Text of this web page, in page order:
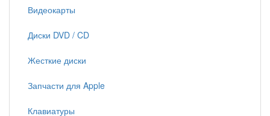
Видеокарты
Диски DVD / CD
Жесткие диски
Запчасти для Apple
Клавиатуры